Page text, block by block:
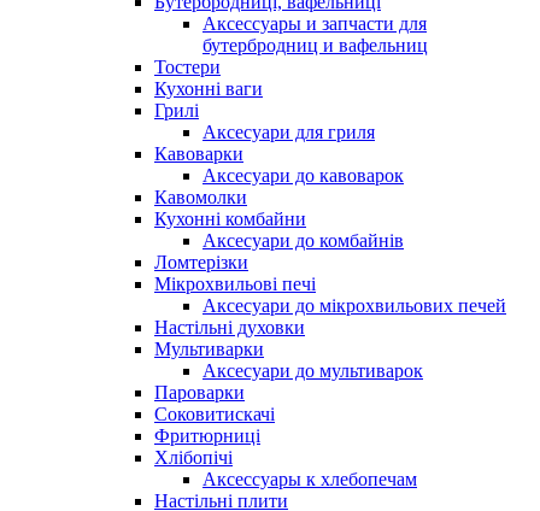
Аксессуары и запчасти для
бутербродниц и вафельниц
Тостери
Кухонні ваги
Грилі
Аксесуари для гриля
Кавоварки
Аксесуари до кавоварок
Кавомолки
Кухонні комбайни
Аксесуари до комбайнів
Ломтерізки
Мікрохвильові печі
Аксесуари до мікрохвильових печей
Настільні духовки
Мультиварки
Аксесуари до мультиварок
Пароварки
Соковитискачі
Фритюрниці
Хлібопічі
Аксессуары к хлебопечам
Настільні плити